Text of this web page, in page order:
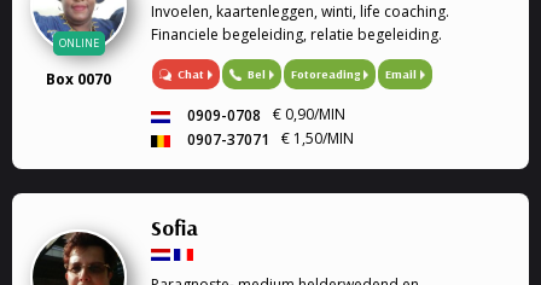
ONLINE
Box 0070
Invoelen, kaartenleggen, winti, life coaching.
Financiele begeleiding, relatie begeleiding.
Chat Bel Fotoreading Email
0909-0708
€ 0,90/MIN
0907-37071
€ 1,50/MIN
Sofia